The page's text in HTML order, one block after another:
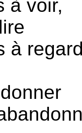
à voir,
à